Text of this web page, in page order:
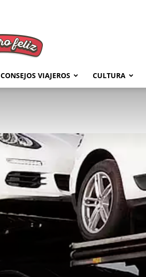
Feliz
CONSEJOS VIAJEROS CULTURA